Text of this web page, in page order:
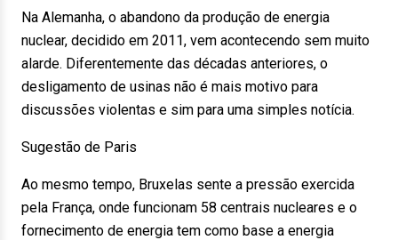
Na Alemanha, o abandono da produção de energia
nuclear, decidido em 2011, vem acontecendo sem muito
alarde. Diferentemente das décadas anteriores, o
desligamento de usinas não é mais motivo para
discussões violentas e sim para uma simples notícia.
Sugestão de Paris
Ao mesmo tempo, Bruxelas sente a pressão exercida
pela França, onde funcionam 58 centrais nucleares e o
fornecimento de energia tem como base a energia